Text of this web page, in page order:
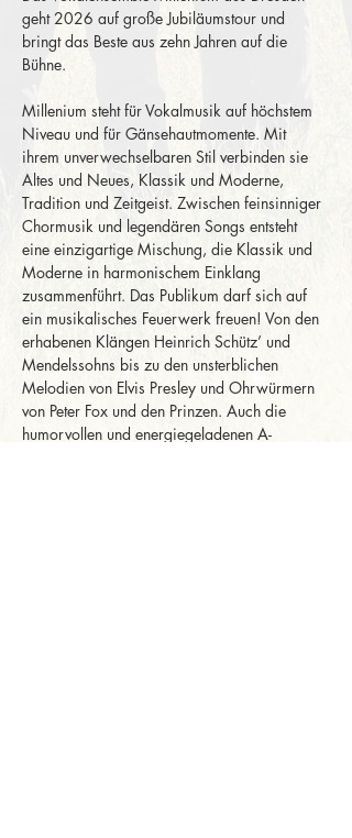
geht 2026 auf große Jubiläumstour und
bringt das Beste aus zehn Jahren auf die
Bühne.
Millenium steht für Vokalmusik auf höchstem
Niveau und für Gänsehautmomente. Mit
ihrem unverwechselbaren Stil verbinden sie
Altes und Neues, Klassik und Moderne,
Tradition und Zeitgeist. Zwischen feinsinniger
Chormusik und legendären Songs entsteht
eine einzigartige Mischung, die Klassik und
Moderne in harmonischem Einklang
zusammenführt. Das Publikum darf sich auf
ein musikalisches Feuerwerk freuen! Von den
erhabenen Klängen Heinrich Schütz’ und
Mendelssohns bis zu den unsterblichen
Melodien von Elvis Presley und Ohrwürmern
von Peter Fox und den Prinzen. Auch die
humorvollen und energiegeladenen A-